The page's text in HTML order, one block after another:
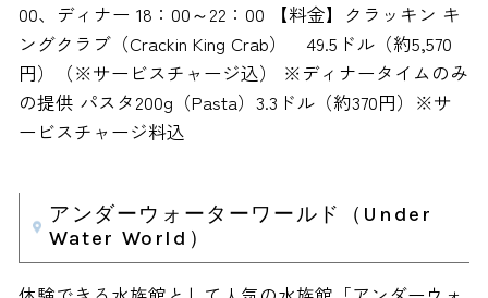
00、ディナー 18：00～22：00 【料金】クラッキン キ
ングクラブ（Crackin King Crab） 49.5ドル（約5,570
円）（※サービスチャージ込） ※ディナータイムのみ
の提供 パスタ200g（Pasta）3.3ドル（約370円）※サ
ービスチャージ料込
アンダーウォーターワールド（Under
Water World）